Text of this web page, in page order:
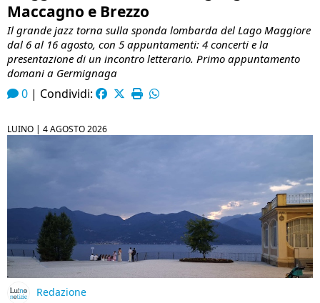
Maccagno e Brezzo
Il grande jazz torna sulla sponda lombarda del Lago Maggiore
dal 6 al 16 agosto, con 5 appuntamenti: 4 concerti e la
presentazione di un incontro letterario. Primo appuntamento
domani a Germignaga
0 | Condividi:
LUINO | 4 AGOSTO 2026
Redazione